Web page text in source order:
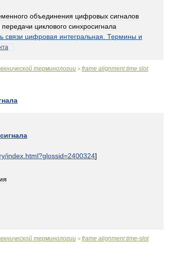
объединения цифровых сигналов
передачи циклового синхросигнала
связи цифровая интегральная Термины и
терминологии > frame alignment time slot
/index html?glossid=2400324]
терминологии > frame alignment time-slot